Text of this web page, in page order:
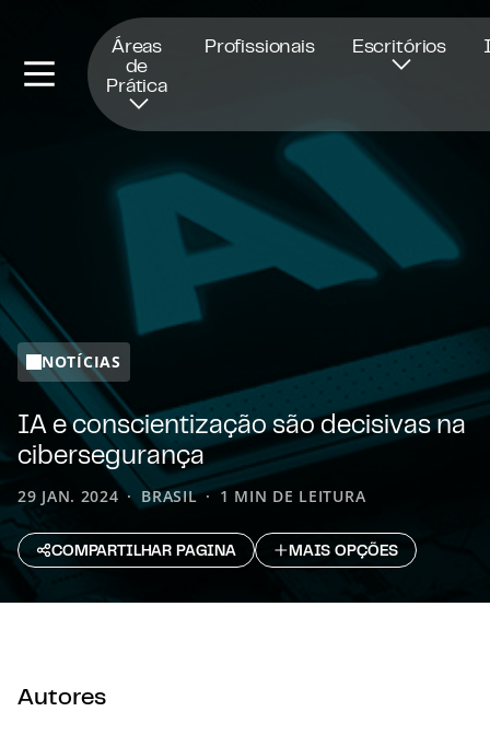
Áreas
de
Prática
Profissionais Escritórios
NOTÍCIAS
IA e conscientização são decisivas na
cibersegurança
29 JAN. 2024 BRASIL 1 MIN DE LEITURA
COMPARTILHAR PAGINA MAIS OPÇÕES
Autores
Abre numa nova janela